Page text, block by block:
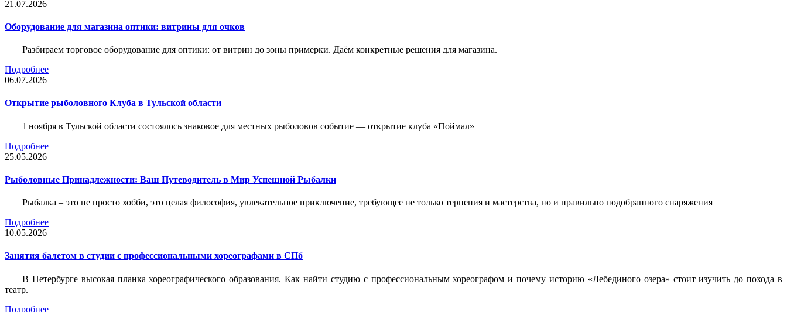
21.07.2026
Оборудование для магазина оптики: витрины для очков
Разбираем торговое оборудование для оптики: от витрин до зоны примерки. Даём конкретные решения для магазина.
Подробнее
06.07.2026
Открытие рыболовного Клуба в Тульской области
1 ноября в Тульской области состоялось знаковое для местных рыболовов событие — открытие клуба «Поймал»
Подробнее
25.05.2026
Рыболовные Принадлежности: Ваш Путеводитель в Мир Успешной Рыбалки
Рыбалка – это не просто хобби, это целая философия, увлекательное приключение, требующее не только терпения и мастерства, но и правильно подобранного снаряжения
Подробнее
10.05.2026
Занятия балетом в студии с профессиональными хореографами в СПб
В Петербурге высокая планка хореографического образования. Как найти студию с профессиональным хореографом и почему историю «Лебединого озера» стоит изучить до похода в
театр.
Подробнее